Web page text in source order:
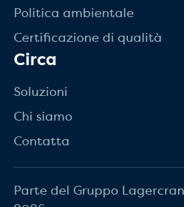
Politica ambientale
Certificazione di qualità
Circa
Soluzioni
Chi siamo
Contatta
Parte del Gruppo